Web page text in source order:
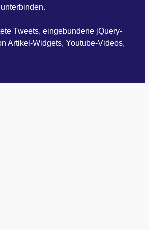
Tweets, eingebundene jQuery-
Artikel-Widgets, Youtube-Videos,